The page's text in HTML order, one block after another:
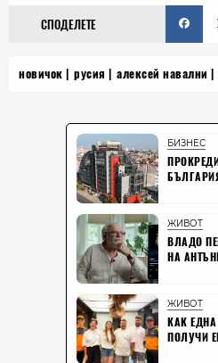
СПОДЕЛЕТЕ
новичок русия алексей навални